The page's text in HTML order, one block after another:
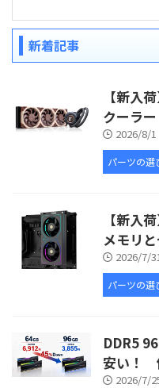
新着記事
【新入
クーラー
2026/8/1
パーツの選
【新入
メモリ
2026/7/
パーツの選
DDR5
安い！
2026/7/